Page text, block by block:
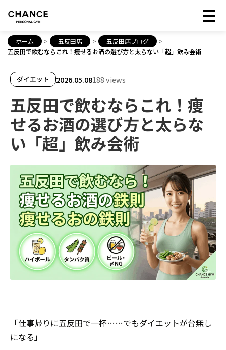
ホーム > 五反田店 > 五反田店ブログ
>
五反田で飲むならこれ！痩せるお酒の選び方と太らない「超」飲み会術
ダイエット 2026.05.08188 views
五反田で飲むならこれ！痩
せるお酒の選び方と太らな
い「超」飲み会術
「仕事帰りに五反田で一杯……でもダイエットが台無し
になる」